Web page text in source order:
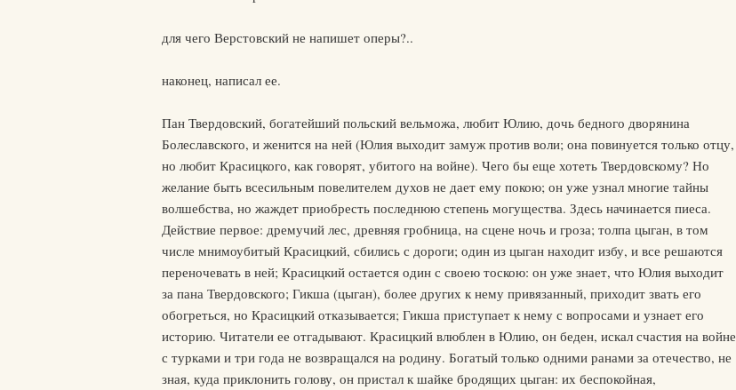
для чего Верстовский не напишет оперы?..
наконец, написал ее.
Пан Твердовский, богатейший польский вельможа, любит Юлию, дочь бедного дворянина
Болеславского, и женится на ней (Юлия выходит замуж против воли; она повинуется только отцу,
но любит Красицкого, как говорят, убитого на войне). Чего бы еще хотеть Твердовскому? Но
желание быть всесильным повелителем духов не дает ему покою; он уже узнал многие тайны
волшебства, но жаждет приобресть последнюю степень могущества. Здесь начинается пиеса.
Действие первое: дремучий лес, древняя гробница, на сцене ночь и гроза; толпа цыган, в том
числе мнимоубитый Красицкий, сбились с дороги; один из цыган находит избу, и все решаются
переночевать в ней; Красицкий остается один с своею тоскою: он уже знает, что Юлия выходит
за пана Твердовского; Гикша (цыган), более других к нему привязанный, приходит звать его
обогреться, но Красицкий отказывается; Гикша приступает к нему с вопросами и узнает его
историю. Читатели ее отгадывают. Красицкий влюблен в Юлию, он беден, искал счастия на войне
с турками и три года не возвращался на родину. Богатый только одними ранами за отечество, не
зная, куда приклонить голову, он пристал к шайке бродящих цыган: их беспокойная,